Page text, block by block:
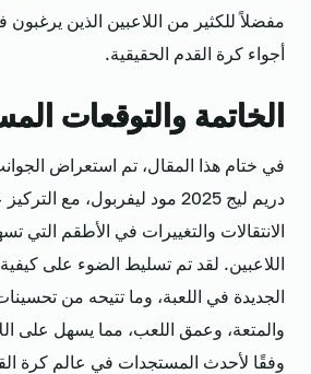
مفضلاً للكثير من اللاعبين الذين
أجواء كرة القدم الحقيقية.
الخاتمة والتوقعات
في ختام هذا المقال، تم استعراض
دريم ليج 2025 مود ليفربول، مع
الانتقالات والتغييرات في الأطقم التي
اللاعبين. لقد تم تسليط الضوء على
الجديدة في اللعبة، وما تتيحه من
والمتعة، وعمق اللعب، مما يسهل على
وفقًا لأحدث المستجدات في عالم كرة